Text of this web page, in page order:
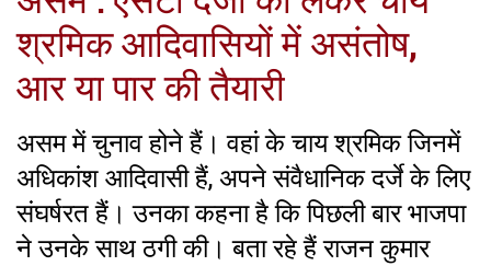
श्रमिक आदिवासियों में असंतोष,
आर या पार की तैयारी
असम में चुनाव होने हैं। वहां के चाय श्रमिक जिनमें
अधिकांश आदिवासी हैं, अपने संवैधानिक दर्जे के लिए
संघर्षरत हैं। उनका कहना है कि पिछली बार भाजपा
ने उनके साथ ठगी की। बता रहे हैं राजन कुमार